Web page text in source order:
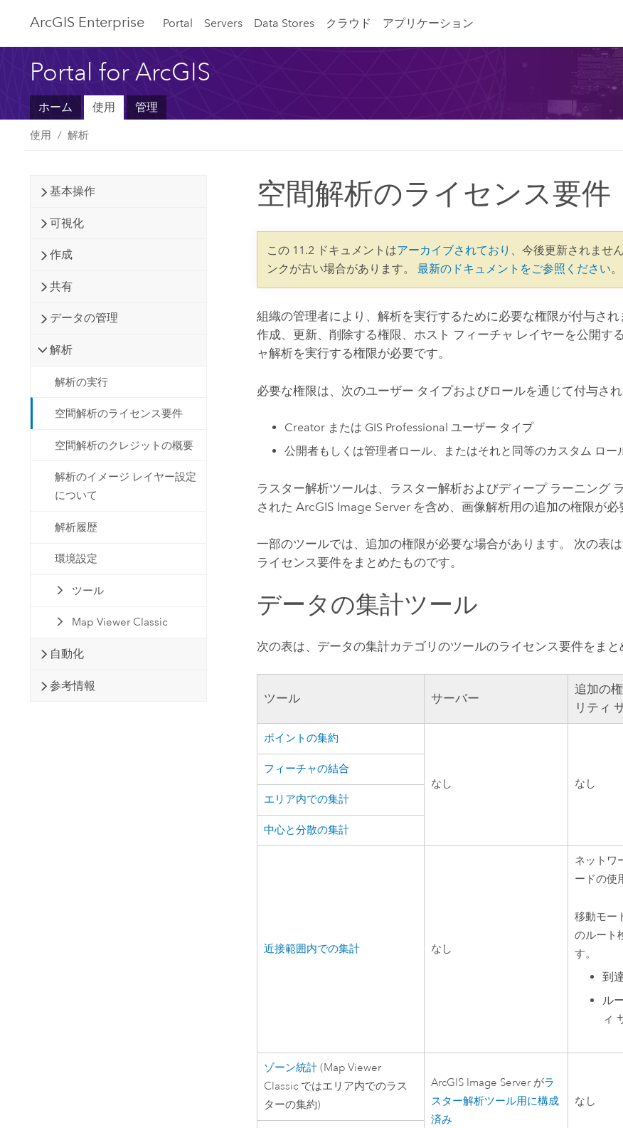
ArcGIS Enterprise Portal Servers Data Stores クラウド アプリケーション
Portal for ArcGIS
ホーム 使用 管理
使用 解析
基本操作
可視化
作成
共有
データの管理
解析
解析の実行
空間解析のライセンス要件
空間解析のクレジットの概要
解析のイメージ レイヤー設定
について
解析履歴
環境設定
ツール
Map Viewer Classic
自動化
参考情報
空間解析のライセンス要件
この 11.2 ドキュメントはアーカイブされており 、今後更新されませ
ンクが古い場合があります。最新のドキュメントをご参照ください。
組織の管理者により、解析を実行するために必要な権限が付与さ
作成、更新、削除する権限、ホスト フィーチャ レイヤーを公開す
ャ解析を実行する権限が必要です。
必要な権限は、次のユーザー タイプおよびロールを通じて付与され
Creatorまたは GIS Professional ユーザー タイプ
公開者もしくは管理者ロール、またはそれと同等のカスタム ロー
ラスター解析ツールは、ラスター解析およびディープ ラーニング
されたArcGIS Image Server を含め、画像解析用の追加の権限が必
一部のツールでは、追加の権限が必要な場合があります。 次の表
ライセンス要件をまとめたものです。
データの集計ツール
次の表は、データの集計カテゴリのツールのライセンス要件をまと
ツール サーバー
追加の
リティ
ポイントの集約
なし なし
フィーチャの結合
エリア内での集計
中心と分散の集計
近接範囲内での集計 なし
ネットワ
ードの使
移動モー
のルート
す。
到
ル
ィ
ゾーン統計 (Map Viewer
Classic ではエリア内でのラス
ターの集約)
ArcGIS Image Server がラ
スター解析ツール用に構成
済み
なし